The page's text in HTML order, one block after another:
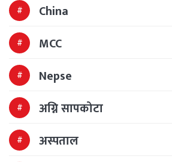
China
MCC
Nepse
अग्नि सापकोटा
अस्पताल